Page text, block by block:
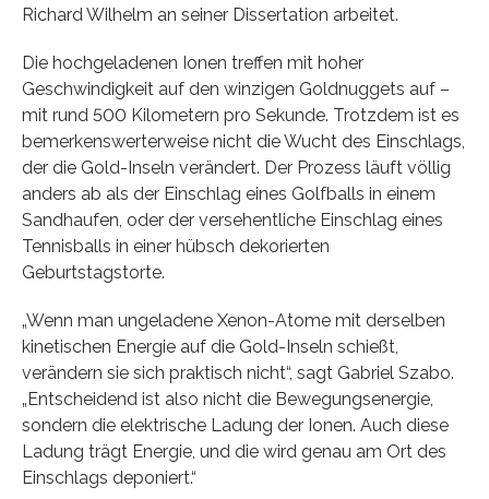
Richard Wilhelm an seiner Dissertation arbeitet.
Die hochgeladenen Ionen treffen mit hoher
Geschwindigkeit auf den winzigen Goldnuggets auf –
mit rund 500 Kilometern pro Sekunde. Trotzdem ist es
bemerkenswerterweise nicht die Wucht des Einschlags,
der die Gold-Inseln verändert. Der Prozess läuft völlig
anders ab als der Einschlag eines Golfballs in einem
Sandhaufen, oder der versehentliche Einschlag eines
Tennisballs in einer hübsch dekorierten
Geburtstagstorte.
„Wenn man ungeladene Xenon-Atome mit derselben
kinetischen Energie auf die Gold-Inseln schießt,
verändern sie sich praktisch nicht“, sagt Gabriel Szabo.
„Entscheidend ist also nicht die Bewegungsenergie,
sondern die elektrische Ladung der Ionen. Auch diese
Ladung trägt Energie, und die wird genau am Ort des
Einschlags deponiert.“